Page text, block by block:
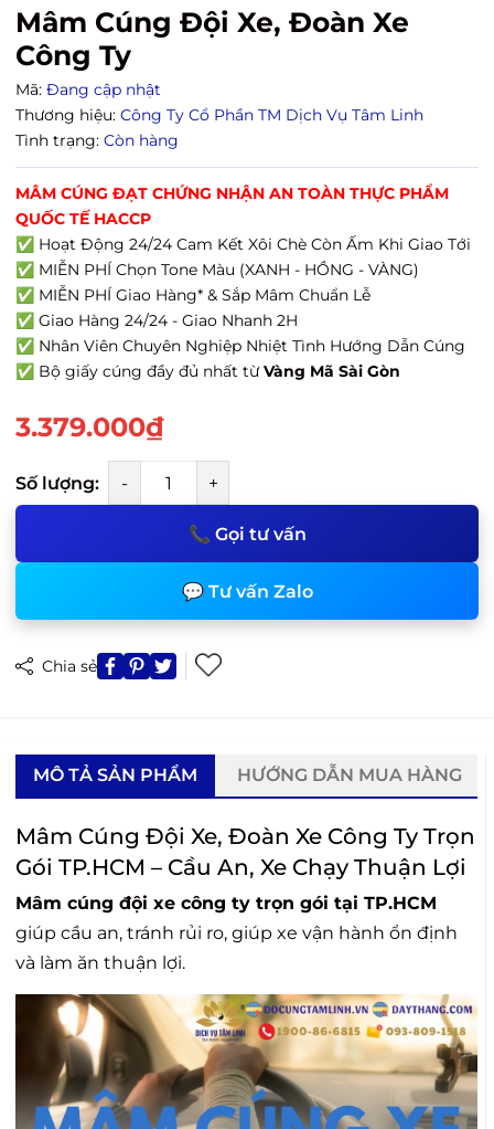
Mâm Cúng Đội Xe, Đoàn Xe
Công Ty
Mã: Đang cập nhật
Thương hiệu: Công Ty Cổ Phần TM Dịch Vụ Tâm Linh
Tình trạng: Còn hàng
MÂM CÚNG ĐẠT CHỨNG NHẬN AN TOÀN THỰC PHẨM
QUỐC TẾ HACCP
✅ Hoạt Động 24/24 Cam Kết Xôi Chè Còn Ấm Khi Giao Tới
✅ MIỄN PHÍ Chọn Tone Màu (XANH - HỒNG - VÀNG)
✅ MIỄN PHÍ Giao Hàng* & Sắp Mâm Chuẩn Lễ
✅ Giao Hàng 24/24 - Giao Nhanh 2H
✅ Nhân Viên Chuyên Nghiệp Nhiệt Tình Hướng Dẫn Cúng
✅ Bộ giấy cúng đầy đủ nhất từVàng Mã Sài Gòn
3.379.000₫
Số lượng: - +
📞 Gọi tư vấn
💬 Tư vấn Zalo
Chia sẻ
MÔ TẢ SẢN PHẨM HƯỚNG DẪN MUA HÀNG
Mâm Cúng Đội Xe, Đoàn Xe Công Ty Trọn
Gói TP.HCM – Cầu An, Xe Chạy Thuận Lợi
Mâm cúng đội xe công ty trọn gói tại TP.HCM
giúp cầu an, tránh rủi ro, giúp xe vận hành ổn định
và làm ăn thuận lợi.